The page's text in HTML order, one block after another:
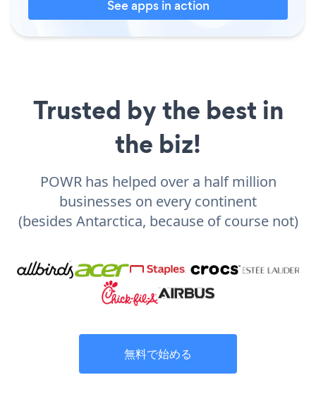
See apps in action
Trusted by the best in
the biz!
POWR has helped over a half million
businesses on every continent
(besides Antarctica, because of course not)
無料で始める